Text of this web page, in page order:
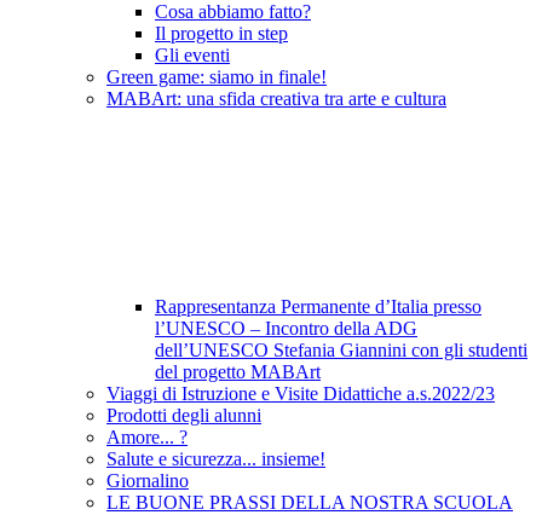
Cosa abbiamo fatto?
Il progetto in step
Gli eventi
Green game: siamo in finale!
MABArt: una sfida creativa tra arte e cultura
Rappresentanza Permanente d’Italia presso
l’UNESCO – Incontro della ADG
dell’UNESCO Stefania Giannini con gli studenti
del progetto MABArt
Viaggi di Istruzione e Visite Didattiche a.s.2022/23
Prodotti degli alunni
Amore... ?
Salute e sicurezza... insieme!
Giornalino
LE BUONE PRASSI DELLA NOSTRA SCUOLA